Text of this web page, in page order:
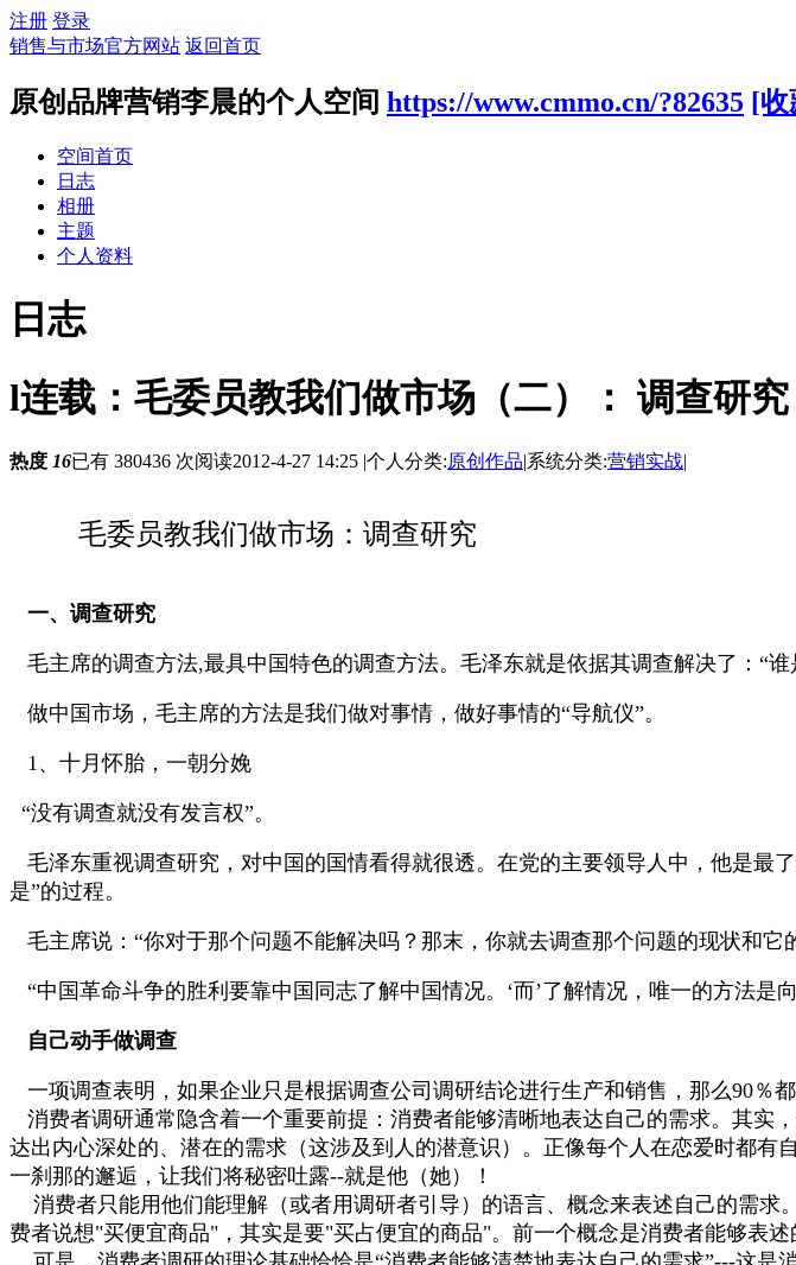
注册 登录
销售与市场官方网站 返回首页
原创品牌营销李晨的个人空间 https://www.cmmo.cn/?82635 [收
空间首页
日志
相册
主题
个人资料
日志
l连载：毛委员教我们做市场（二）： 调查研究
热度 16已有 380436 次阅读2012-4-27 14:25 |个人分类:原创作品|系统分类:营销实战|
毛委员教我们做市场：调查研究
一、调查研究
毛主席的调查方法,最具中国特色的调查方法。毛泽东就是依据其调查解决了：“谁
做中国市场，毛主席的方法是我们做对事情，做好事情的“导航仪”。
1、 十月怀胎，一朝分娩
“没有调查就没有发言权”。
毛泽东重视调查研究，对中国的国情看得就很透。在党的主要领导人中，他是最
是”的过程。
毛主席说： “你对于那个问题不能解决吗？那末，你就去调查那个问题的现状和
“中国革命斗争的胜利要靠中国同志了解中国情况。‘而’了解情况，唯一的方法是
自己动手做调查
一项调查表明，如果企业只是根据调查公司调研结论进行生产和销售，那么90％
消费者调研通常隐含着一个重要前提：消费者能够清晰地表达自己的需求。其
达出内心深处的、潜在的需求（这涉及到人的潜意识）。正像每个人在恋爱时都
一刹那的邂逅，让我们将秘密吐露--就是他（她）！
消费者只能用他们能理解（或者用调研者引导）的语言、概念来表述自己的需
费者说想"买便宜商品" ，其实是要"买占便宜的商品"。前一个概念是消费者能够表